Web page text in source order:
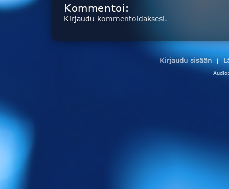
Kommentoi:
Kirjaudu kommentoidaksesi.
Kirjaudu sisään |